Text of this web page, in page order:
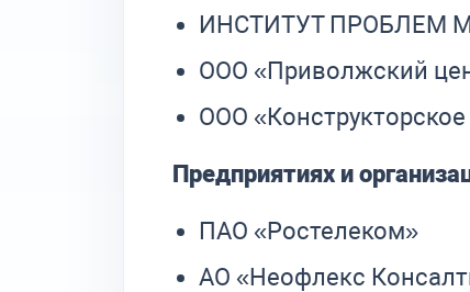
ИНСТИТУТ ПРОБЛЕМ
ООО «Приволжский
ООО
Предприятиях и
ПАО «Ростелеком»
АО «Неофлекс